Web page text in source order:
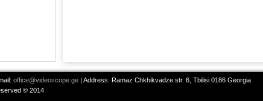
office@videoscope.ge| Address: Ramaz Chkhikvadze str. 6, Tbilisi 0186 Georgia
© 2014